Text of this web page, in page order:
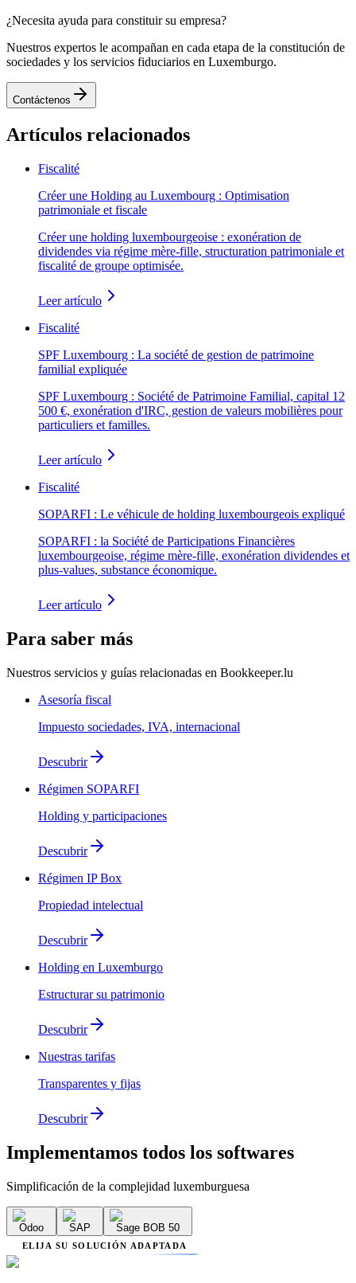
¿Necesita ayuda para constituir su empresa?
Nuestros expertos le acompañan en cada etapa de la constitución de
sociedades y los servicios fiduciarios en Luxemburgo.
Contáctenos
Artículos relacionados
Fiscalité
Créer une Holding au Luxembourg : Optimisation
patrimoniale et fiscale
Créer une holding luxembourgeoise : exonération de
dividendes via régime mère-fille, structuration patrimoniale et
fiscalité de groupe optimisée.
Leer artículo
Fiscalité
SPF Luxembourg : La société de gestion de patrimoine
familial expliquée
SPF Luxembourg : Société de Patrimoine Familial, capital 12
500 €, exonération d'IRC, gestion de valeurs mobilières pour
particuliers et familles.
Leer artículo
Fiscalité
SOPARFI : Le véhicule de holding luxembourgeois expliqué
SOPARFI : la Société de Participations Financières
luxembourgeoise, régime mère-fille, exonération dividendes et
plus-values, substance économique.
Leer artículo
Para saber más
Nuestros servicios y guías relacionadas en Bookkeeper.lu
Asesoría fiscal
Impuesto sociedades, IVA, internacional
Descubrir
Régimen SOPARFI
Holding y participaciones
Descubrir
Régimen IP Box
Propiedad intelectual
Descubrir
Holding en Luxemburgo
Estructurar su patrimonio
Descubrir
Nuestras tarifas
Transparentes y fijas
Descubrir
Implementamos todos los softwares
Simplificación de la complejidad luxemburguesa
Odoo SAP Sage BOB 50
ELIJA SU SOLUCIÓN ADAPTADA